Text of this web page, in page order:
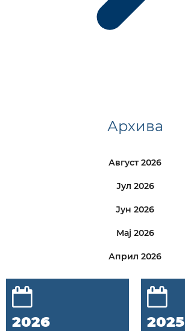
Архива
Август 2026
Јул 2026
Јун 2026
Мај 2026
Април 2026
2026 2025